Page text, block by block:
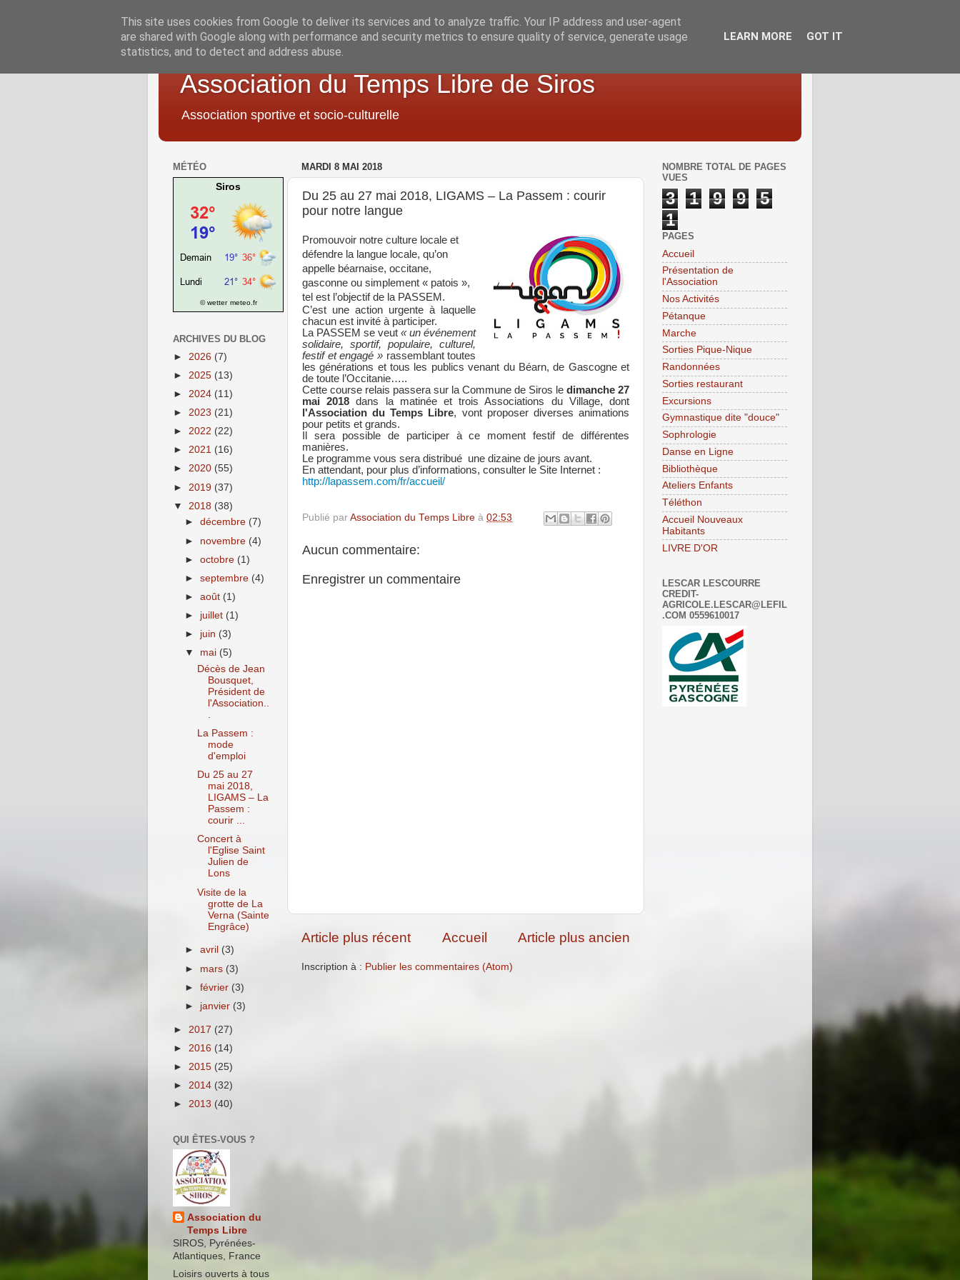
Association du Temps Libre de Siros
Association sportive et socio-culturelle
MARDI 8 MAI 2018
Du 25 au 27 mai 2018, LIGAMS – La Passem : courir
pour notre langue
Promouvoir notre culture locale et
défendre la langue locale, qu’on
appelle béarnaise, occitane,
gasconne ou simplement « patois »,
tel est l’objectif de la PASSEM.
C’est une action urgente à laquelle
chacun est invité à participer.
La PASSEM se veut« un événement
solidaire, sportif, populaire, culturel,
festif et engagé »rassemblant toutes
les générations et tous les publics venant du Béarn, de Gascogne et
de toute l’Occitanie…..
Cette course relais passera sur la Commune de Siros le dimanche 27
mai 2018 dans la matinée et trois Associations du Village, dont
l'Association du Temps Libre, vont proposer diverses animations
pour petits et grands.
Il sera possible de participer à ce moment festif de différentes
manières.
Le programme vous sera distribué une dizaine de jours avant.
En attendant, pour plus d’informations, consulter le Site Internet :
http://lapassem.com/fr/accueil/
Publié par Association du Temps Libre à 02:53
Aucun commentaire:
Enregistrer un commentaire
Article plus récent Article plus ancien
Accueil
Inscription à : Publier les commentaires (Atom)
MÉTÉO
Siros
© wetter meteo.fr
ARCHIVES DU BLOG
► 2026 (7)
► 2025 (13)
► 2024 (11)
► 2023 (21)
► 2022 (22)
► 2021 (16)
► 2020 (55)
► 2019 (37)
▼ 2018 (38)
►décembre (7)
► novembre (4)
►octobre (1)
►septembre (4)
►août (1)
► juillet (1)
► juin (3)
▼ mai (5)
Décès de Jean
Bousquet,
Président de
l'Association..
.
La Passem :
mode
d'emploi
Du 25 au 27
mai 2018,
LIGAMS – La
Passem :
courir ...
Concert à
l'Eglise Saint
Julien de
Lons
Visite de la
grotte de La
Verna (Sainte
Engrâce)
►avril (3)
► mars (3)
►février (3)
► janvier (3)
► 2017 (27)
► 2016 (14)
► 2015 (25)
► 2014 (32)
► 2013 (40)
QUI ÊTES-VOUS ?
Association du
Temps Libre
SIROS, Pyrénées-
Atlantiques, France
Loisirs ouverts à tous
NOMBRE TOTAL DE PAGES
VUES
3 1 9 9
5
1
PAGES
Accueil
Présentation de
l'Association
Nos Activités
Pétanque
Marche
Sorties Pique-Nique
Randonnées
Sorties restaurant
Excursions
Gymnastique dite "douce"
Sophrologie
Danse en Ligne
Bibliothèque
Ateliers Enfants
Téléthon
Accueil Nouveaux
Habitants
LIVRE D'OR
LESCAR LESCOURRE
CREDIT-
AGRICOLE.LESCAR@LEFIL
.COM 0559610017
This site uses cookies from Google to deliver its services and to analyze traffic. Your IP address and user-agent
are shared with Google along with performance and security metrics to ensure quality of service, generate usage
statistics, and to detect and address abuse.
LEARN MORE GOT IT